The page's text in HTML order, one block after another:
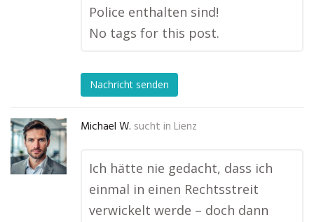
Police enthalten sind!
No tags for this post.
Nachricht senden
Michael W. sucht in Lienz
Ich hätte nie gedacht, dass ich
einmal in einen Rechtsstreit
verwickelt werde – doch dann